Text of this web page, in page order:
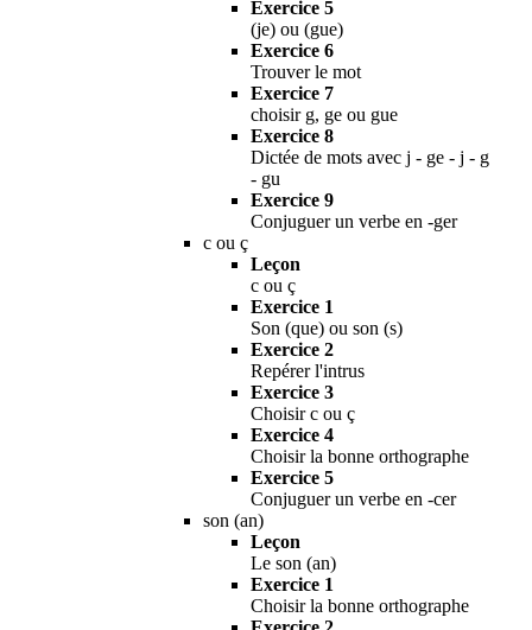
Exercice 5
(je) ou (gue)
Exercice 6
Trouver le mot
Exercice 7
choisir g, ge ou gue
Exercice 8
Dictée de mots avec j - ge - j - g
- gu
Exercice 9
Conjuguer un verbe en -ger
c ou ç
Leçon
c ou ç
Exercice 1
Son (que) ou son (s)
Exercice 2
Repérer l'intrus
Exercice 3
Choisir c ou ç
Exercice 4
Choisir la bonne orthographe
Exercice 5
Conjuguer un verbe en -cer
son (an)
Leçon
Le son (an)
Exercice 1
Choisir la bonne orthographe